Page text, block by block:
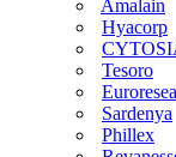
Amalain
Hyacorp
Tesoro
Sardenya
Phillex